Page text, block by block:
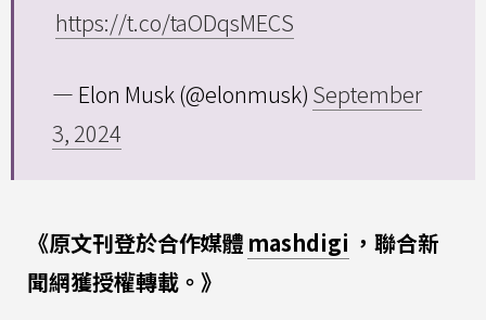
https://t.co/taODqsMECS
— Elon Musk (@elonmusk) September
3, 2024
《原文刊登於合作媒體 mashdigi ，聯合新
聞網獲授權轉載。》